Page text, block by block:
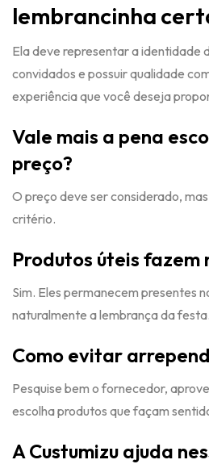
lembrancinha
Ela deve representar a identidade
convidados e possuir qualidade
experiência que você deseja
Vale mais a pena
preço?
O preço deve ser considerado,
critério.
Produtos úteis fazem
Sim. Eles permanecem presentes
naturalmente a lembrança da festa.
Como evitar
Pesquise bem o fornecedor,
escolha produtos que façam
A Custumizu ajuda